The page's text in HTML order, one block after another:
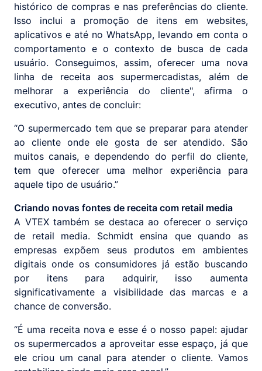
histórico de compras e nas preferências do cliente.
Isso inclui a promoção de itens em websites,
aplicativos e até no WhatsApp, levando em conta o
comportamento e o contexto de busca de cada
usuário. Conseguimos, assim, oferecer uma nova
linha de receita aos supermercadistas, além de
melhorar a experiência do cliente", afirma o
executivo, antes de concluir:
“O supermercado tem que se preparar para atender
ao cliente onde ele gosta de ser atendido. São
muitos canais, e dependendo do perfil do cliente,
tem que oferecer uma melhor experiência para
aquele tipo de usuário.”
Criando novas fontes de receita com retail media
A VTEX também se destaca ao oferecer o serviço
de retail media. Schmidt ensina que quando as
empresas expõem seus produtos em ambientes
digitais onde os consumidores já estão buscando
por itens para adquirir, isso aumenta
significativamente a visibilidade das marcas e a
chance de conversão.
“É uma receita nova e esse é o nosso papel: ajudar
os supermercados a aproveitar esse espaço, já que
ele criou um canal para atender o cliente. Vamos